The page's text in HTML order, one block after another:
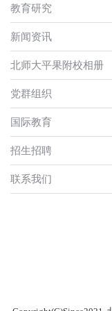
教育研究
新闻资讯
北师大平果附校相册
党群组织
国际教育
招生招聘
联系我们